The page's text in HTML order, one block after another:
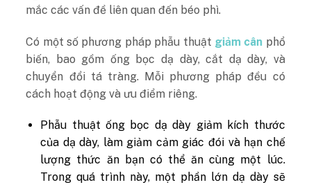
mắc các vấn đề liên quan đến béo phì.
Có một số phương pháp phẫu thuật giảm cân phổ
biến, bao gồm ống bọc dạ dày, cắt dạ dày, và
chuyển đổi tá tràng. Mỗi phương pháp đều có
cách hoạt động và ưu điểm riêng.
Phẫu thuật ống bọc dạ dày giảm kích thước
của dạ dày, làm giảm cảm giác đói và hạn chế
lượng thức ăn bạn có thể ăn cùng một lúc.
Trong quá trình này, một phần lớn dạ dày sẽ